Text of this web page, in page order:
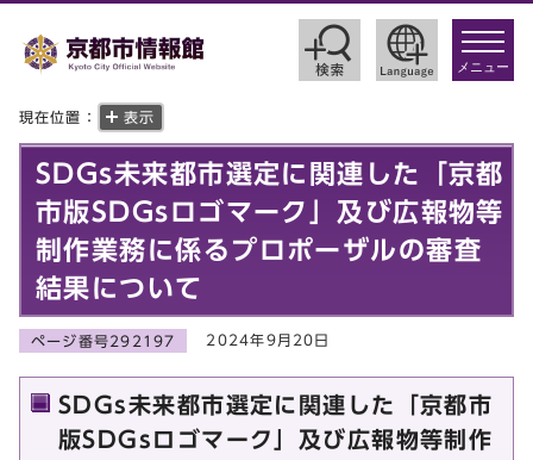
toggle
メニュー
現在位置： 表示
SDGs未来都市選定に関連した「京都
市版SDGsロゴマーク」及び広報物等
制作業務に係るプロポーザルの審査
結果について
ページ番号292197 2024年9月20日
SDGs未来都市選定に関連した「京都市
版SDGsロゴマーク」及び広報物等制作